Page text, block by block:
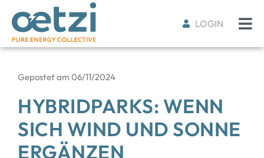
LOGIN
Gepostet am 06/11/2024
HYBRIDPARKS: WENN
SICH WIND UND SONNE
ERGÄNZEN